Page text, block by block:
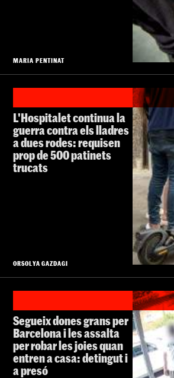
MARIA PENTINAT
L'Hospitalet continua la
guerra contra els lladres
a dues rodes: requisen
prop de 500 patinets
trucats
ORSOLYA GAZDAGI
Segueix dones grans per
Barcelona i les assalta
per robar les joies quan
entren a casa: detingut i
a presó